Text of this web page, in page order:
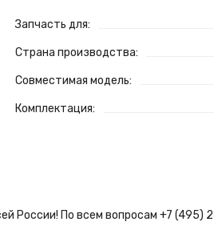
Запчасть для:
Страна производства:
Совместимая модель:
Комплектация:
России! По всем вопросам +7 (495)